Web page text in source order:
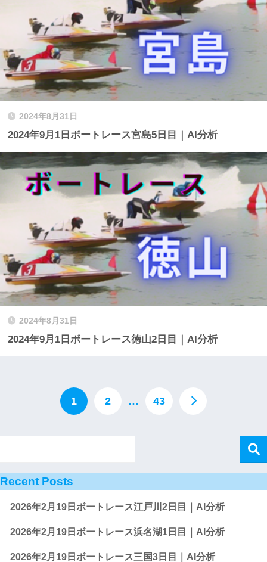
2024年8月31日
2024年9月1日ボートレース宮島5日目｜AI分析
2024年8月31日
2024年9月1日ボートレース徳山2日目｜AI分析
1 2 … 43
Recent Posts
2026年2月19日ボートレース江戸川2日目｜AI分析
2026年2月19日ボートレース浜名湖1日目｜AI分析
2026年2月19日ボートレース三国3日目｜AI分析